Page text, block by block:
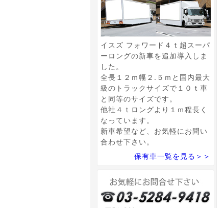
イスズ フォワード４ｔ超スーパ
ーロングの新車を追加導入しま
した。
全長１２ｍ幅２.５ｍと国内最大
級のトラックサイズで１０ｔ車
と同等のサイズです。
他社４ｔロングより１ｍ程長く
なっています。
新車希望など、お気軽にお問い
合わせ下さい。
保有車一覧を見る＞＞